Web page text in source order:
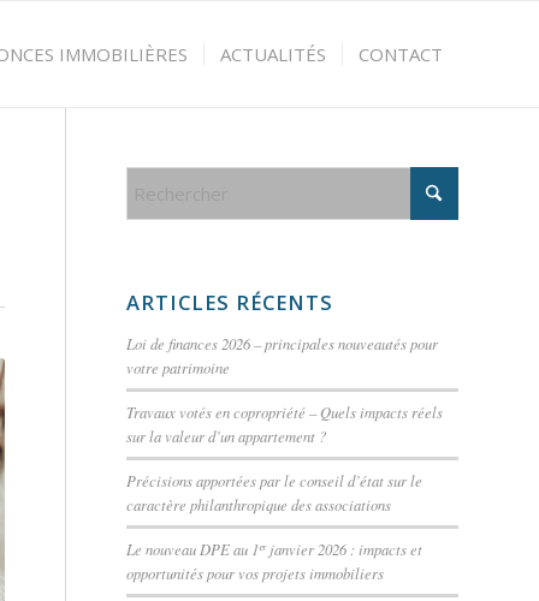
IMMOBILIÈRES ACTUALITÉS CONTACT
ARTICLES RÉCENTS
Loi de finances 2026 – principales nouveautés pour
votre patrimoine
Travaux votés en copropriété – Quels impacts réels
sur la valeur d’un appartement ?
Précisions apportées par le conseil d’état sur le
caractère philanthropique des associations
Le nouveau DPE au 1ᵉʳ janvier 2026 : impacts et
opportunités pour vos projets immobiliers